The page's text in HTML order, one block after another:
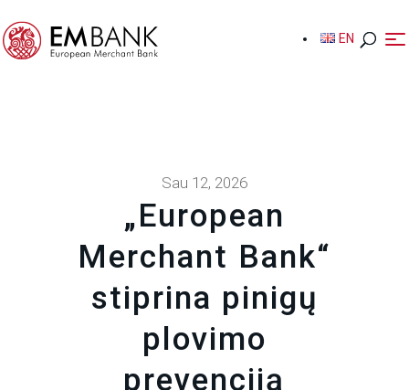
EN
EN
Sau 12, 2026
„European
Merchant Bank“
stiprina pinigų
plovimo
prevenciją